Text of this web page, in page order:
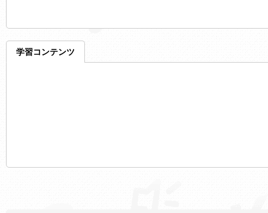
学習コンテンツ